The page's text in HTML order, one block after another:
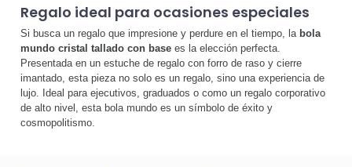
Regalo ideal para ocasiones especiales
Si busca un regalo que impresione y perdure en el tiempo, la bola
mundo cristal tallado con base es la elección perfecta.
Presentada en un estuche de regalo con forro de raso y cierre
imantado, esta pieza no solo es un regalo, sino una experiencia de
lujo. Ideal para ejecutivos, graduados o como un regalo corporativo
de alto nivel, esta bola mundo es un símbolo de éxito y
cosmopolitismo.